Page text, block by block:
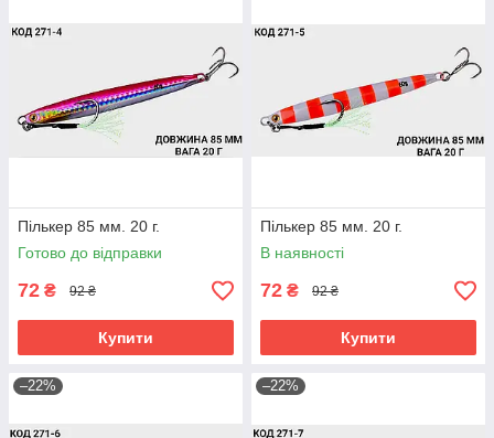
Пількер 85 мм. 20 г.
Готово до відправки
72 ₴ 92 ₴
Купити
Пількер 85 мм. 20 г.
В наявності
72 ₴ 92 ₴
Купити
–22% –22%